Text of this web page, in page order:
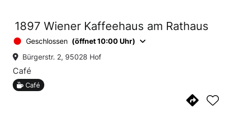
1897 Wiener Kaffeehaus am Rathaus
Geschlossen (öffnet 10:00 Uhr)
Bürgerstr. 2, 95028 Hof
Café
Café